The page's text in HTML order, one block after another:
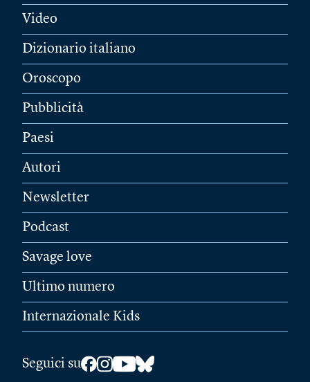
Video
Dizionario italiano
Oroscopo
Pubblicità
Paesi
Autori
Newsletter
Podcast
Savage love
Ultimo numero
Internazionale Kids
Seguici su